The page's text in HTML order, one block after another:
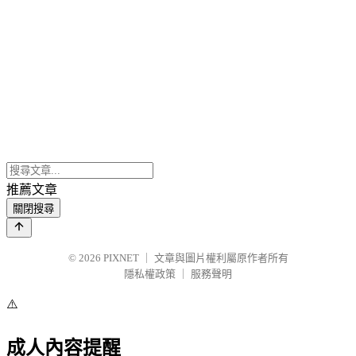
推薦文章
關閉搜尋
© 2026 PIXNET
文章與圖片權利屬原作者所有
隱私權政策
服務聲明
⚠️
成人內容提醒